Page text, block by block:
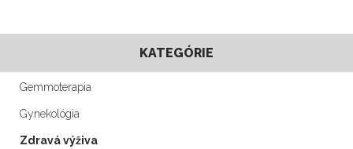
KATEGÓRIE
Gemmoterapia
Gynekológia
Zdravá výživa